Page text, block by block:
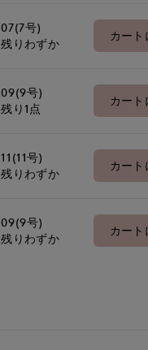
07(7号)
残りわずか
カート
09(9号)
残り1点
カート
11(11号)
残りわずか
カート
09(9号)
残りわずか
カート